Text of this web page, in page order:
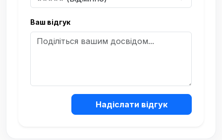
Ваш відгук
Надіслати відгук